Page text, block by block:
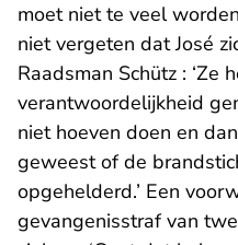
moet niet te veel
niet vergeten dat José
Raadsman Schütz : ‘Ze
verantwoordelijkheid
niet hoeven doen en
geweest of de
opgehelderd.’ Een
gevangenisstraf van